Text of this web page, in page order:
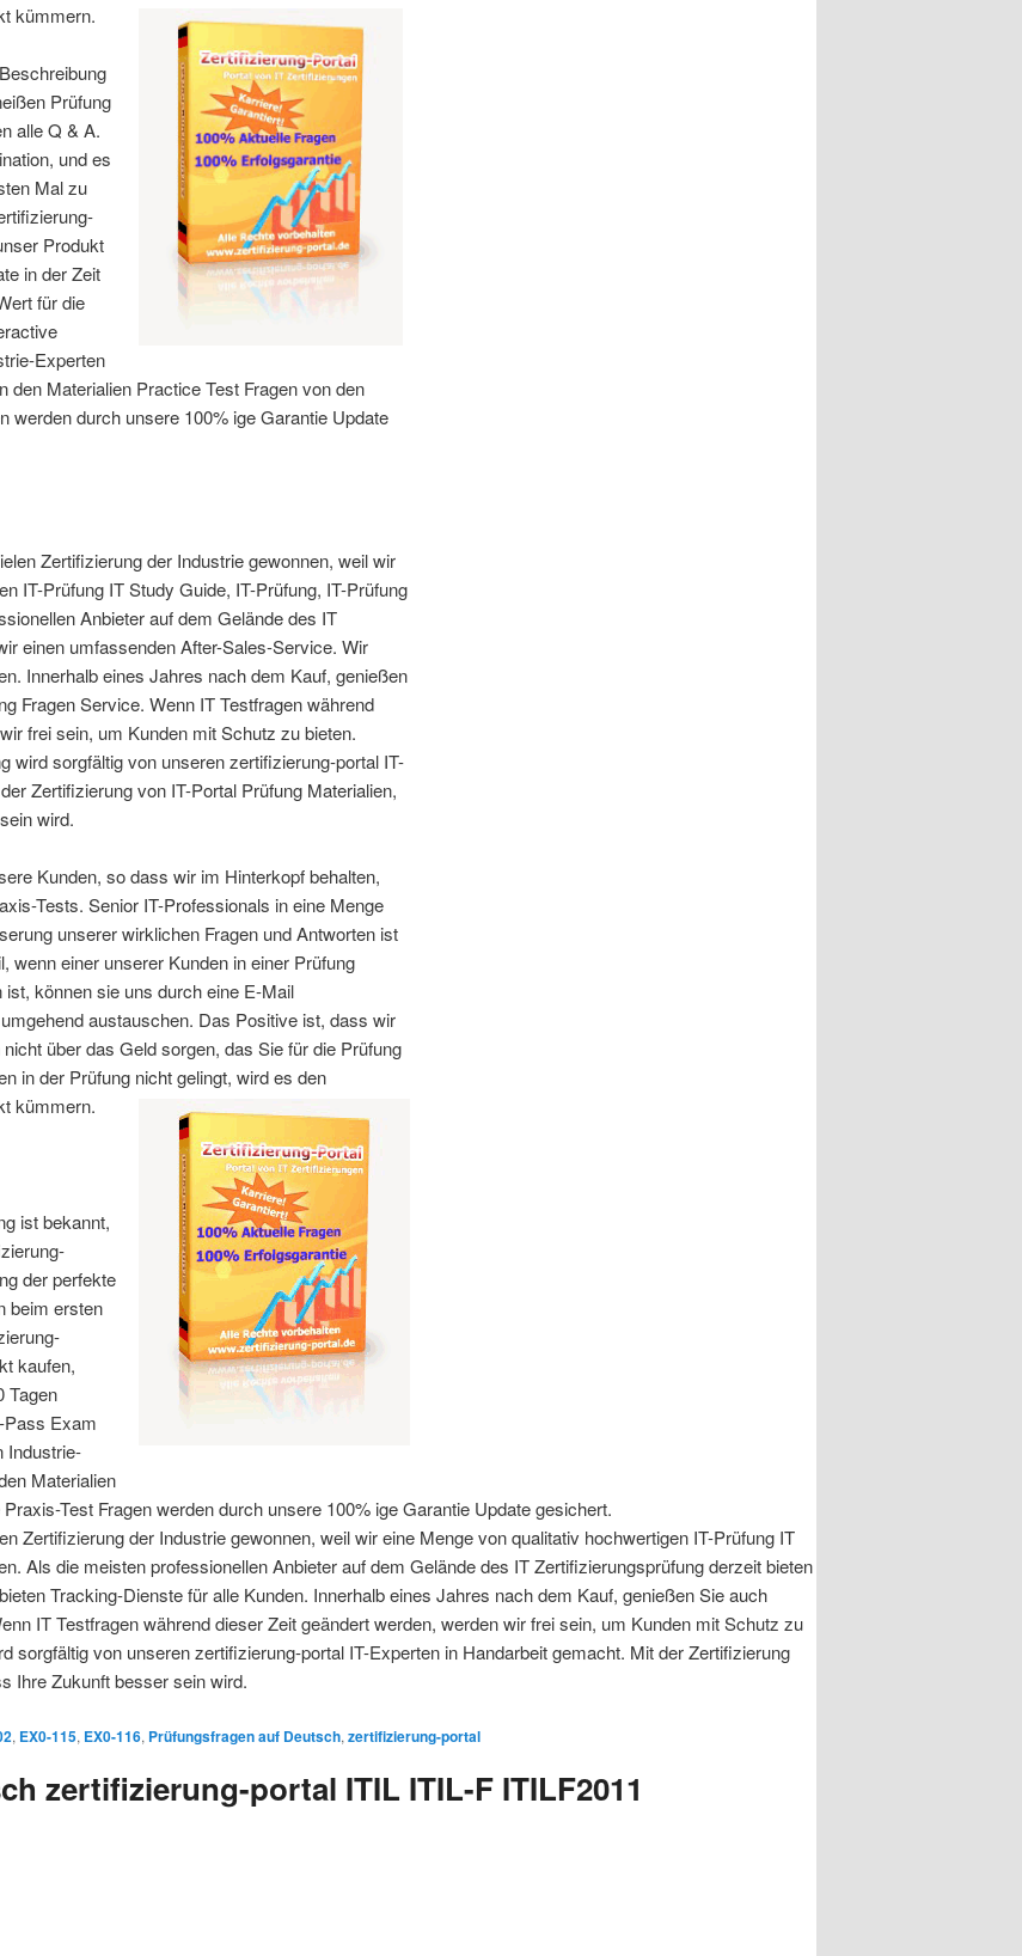
kümmern.
Prüfung
alle Q & A.
und es
Mal zu
Produkt
in der Zeit
für die
Experten
den Materialien Practice Test Fragen von den
werden durch unsere 100% ige Garantie Update
Zertifizierung der Industrie gewonnen, weil wir
IT-Prüfung IT Study Guide, IT-Prüfung, IT-Prüfung
Anbieter auf dem Gelände des IT
einen umfassenden After-Sales-Service. Wir
Innerhalb eines Jahres nach dem Kauf, genießen
Fragen Service. Wenn IT Testfragen während
frei sein, um Kunden mit Schutz zu bieten.
wird sorgfältig von unseren zertifizierung-portal IT-
Zertifizierung von IT-Portal Prüfung Materialien,
wird.
Kunden, so dass wir im Hinterkopf behalten,
Tests. Senior IT-Professionals in eine Menge
unserer wirklichen Fragen und Antworten ist
wenn einer unserer Kunden in einer Prüfung
können sie uns durch eine E-Mail
austauschen. Das Positive ist, dass wir
über das Geld sorgen, das Sie für die Prüfung
in der Prüfung nicht gelingt, wird es den
kümmern.
ist bekannt,
der perfekte
beim ersten
kaufen,
Tagen
Pass Exam
Industrie-
Materialien
Test Fragen werden durch unsere 100% ige Garantie Update gesichert.
Zertifizierung der Industrie gewonnen, weil wir eine Menge von qualitativ hochwertigen IT-Prüfung IT
Als die meisten professionellen Anbieter auf dem Gelände des IT Zertifizierungsprüfung derzeit bieten
Tracking-Dienste für alle Kunden. Innerhalb eines Jahres nach dem Kauf, genießen Sie auch
IT Testfragen während dieser Zeit geändert werden, werden wir frei sein, um Kunden mit Schutz zu
sorgfältig von unseren zertifizierung-portal IT-Experten in Handarbeit gemacht. Mit der Zertifizierung
Ihre Zukunft besser sein wird.
, EX0-115, EX0-116, Prüfungsfragen auf Deutsch, zertifizierung-portal
zertifizierung-portal ITIL ITIL-F ITILF2011